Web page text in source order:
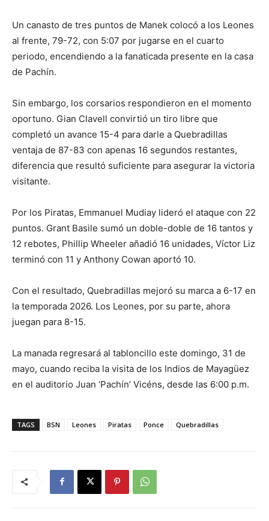
Un canasto de tres puntos de Manek colocó a los Leones
al frente, 79-72, con 5:07 por jugarse en el cuarto
periodo, encendiendo a la fanaticada presente en la casa
de Pachín.
Sin embargo, los corsarios respondieron en el momento
oportuno. Gian Clavell convirtió un tiro libre que
completó un avance 15-4 para darle a Quebradillas
ventaja de 87-83 con apenas 16 segundos restantes,
diferencia que resultó suficiente para asegurar la victoria
visitante.
Por los Piratas, Emmanuel Mudiay lideró el ataque con 22
puntos. Grant Basile sumó un doble-doble de 16 tantos y
12 rebotes, Phillip Wheeler añadió 16 unidades, Víctor Liz
terminó con 11 y Anthony Cowan aportó 10.
Con el resultado, Quebradillas mejoró su marca a 6-17 en
la temporada 2026. Los Leones, por su parte, ahora
juegan para 8-15.
La manada regresará al tabloncillo este domingo, 31 de
mayo, cuando reciba la visita de los Indios de Mayagüez
en el auditorio Juan ‘Pachín’ Vicéns, desde las 6:00 p.m.
TAGS BSN Leones Piratas Ponce Quebradillas